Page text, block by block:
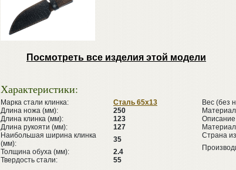
Посмотреть все изделия этой модели
Характеристики:
Марка стали клинка:
Сталь 65х13
Длина ножа (мм):
250
Длина клинка (мм):
123
Длина рукояти (мм):
127
Наибольшая ширина клинка
(мм):
35
Толщина обуха (мм):
2.4
Твердость стали:
55
Вес (без
Описание
Страна